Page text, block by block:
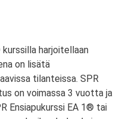
kurssilla harjoitellaan
on lisätä
tilanteissa. SPR
on voimassa 3 vuotta ja
Ensiapukurssi EA 1® tai